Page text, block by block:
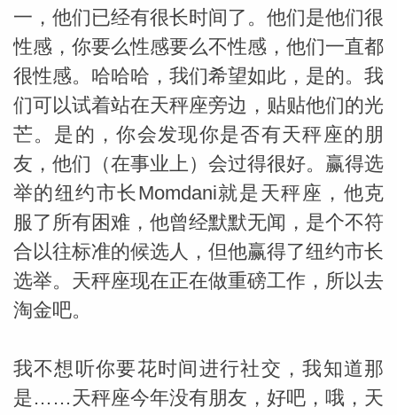
网_苏珊
米勒
一，他们已经有很长时间了。他们是他们很
性感，你要么性感要么不性感，他们一直都
很性感。哈哈哈，我们希望如此，是的。我
们可以试着站在天秤座旁边，贴贴他们的光
芒。是的，你会发现你是否有天秤座的朋
友，他们（在事业上）会过得很好。赢得选
举的纽约市长Momdani就是天秤座，他克
服了所有困难，他曾经默默无闻，是个不符
合以往标准的候选人，但他赢得了纽约市长
选举。天秤座现在正在做重磅工作，所以去
淘金吧。
我不想听你要花时间进行社交，我知道那
是……天秤座今年没有朋友，好吧，哦，天